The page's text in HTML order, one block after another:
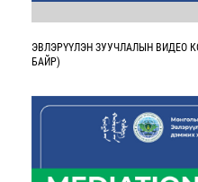
ЭВЛЭРҮҮЛЭН ЗУУЧЛАЛЫН ВИДЕО
БАЙР)